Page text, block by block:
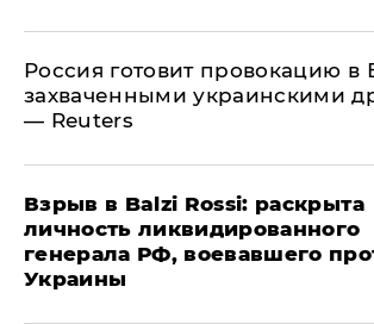
​Россия готовит провокацию в
захваченными украинскими
— Reuters
​Взрыв в Balzi Rossi: раскрыта
личность ликвидированного
генерала РФ, воевавшего
Украины